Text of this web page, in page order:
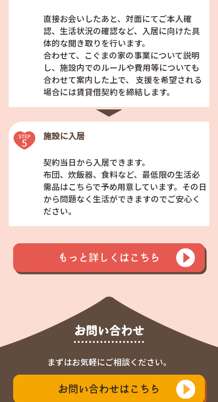
直接お会いしたあと、対面にてご本人確
認、生活状況の確認など、入居に向けた具
体的な聞き取りを行います。
合わせて、こぐまの家の事業について説明
し、施設内でのルールや費用等についても
合わせて案内した上で、 支援を希望される
場合には賃貸借契約を締結します。
施設に入居
契約当日から入居できます。
布団、炊飯器、食料など、最低限の生活必
需品はこちらで予め用意しています。その日
から問題なく生活ができますのでご安心く
ださい。
もっと詳しくはこちら
お問い合わせ
まずはお気軽にご相談ください。
お問い合わせはこちら